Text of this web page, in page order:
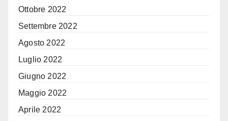
Ottobre 2022
Settembre 2022
Agosto 2022
Luglio 2022
Giugno 2022
Maggio 2022
Aprile 2022